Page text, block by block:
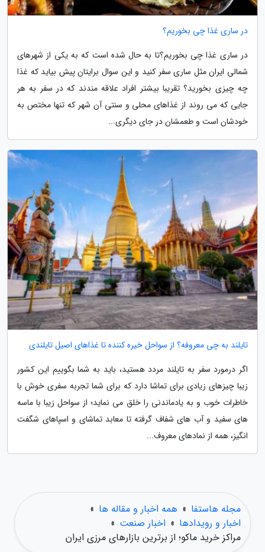
در ساری غذا چی بخوریم؟
در ساری غذا چی بخوریم؟تا به حال شده است که به یکی از شهرهای
شمالی ایران مثل ساری سفر کنید و این سوال برایتان پیش بیاید که غذا
چه چیزی بخورید؟ تقریبا بیشتر افراد علاقه مندند که در سفر به هر
جایی که می روند از غذاهای محلی و سنتی آن شهر که تنها مختص به
خودشان است و طعمشان در جای دیگری...
تایلند به چی معروفه؟ از سواحل خیره کننده تا غذاهای اصیل تایلندی
اگر درمورد سفر به تایلند مردد هستید، باید به شما بگوییم این کشور
زیبا چیزهای زیادی برای تماشا دارد که برای شما تجربه سفری خوش با
خاطرات خوب و به یادماندنی را خلق می نماید؛ از سواحل زیبا با ماسه
های سفید و آب های شفاف گرفته تا معابد تماشای و اسپاهای شگفت
انگیز، همه از نمادهای معروف...
مجله هاستفا » همه اخبار و مقاله ها »
اخبار و رویدادها » اخبار صنعت »
مراکز خرید ماکو؛ از برترین بازارهای مرزی ایران